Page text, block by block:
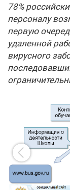
78%
персоналу
первую
удаленной
вирусного